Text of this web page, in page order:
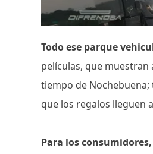
Todo ese parque
películas, que
tiempo de
que los regalos lleguen
Para los